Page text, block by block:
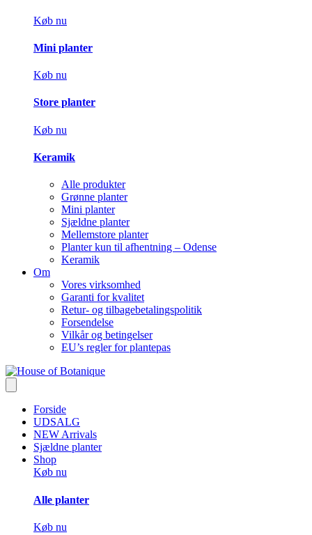
Køb nu
Mini planter
Køb nu
Store planter
Køb nu
Keramik
Alle produkter
Grønne planter
Mini planter
Sjældne planter
Mellemstore planter
Planter kun til afhentning – Odense
Keramik
Om
Vores virksomhed
Garanti for kvalitet
Retur- og tilbagebetalingspolitik
Forsendelse
Vilkår og betingelser
EU’s regler for plantepas
Forside
UDSALG
NEW Arrivals
Sjældne planter
Shop
Køb nu
Alle planter
Køb nu